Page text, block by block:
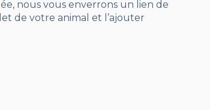
nous vous enverrons un lien de
de votre animal et l’ajouter